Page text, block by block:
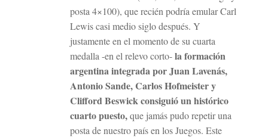
posta 4×100), que recién podría emular Carl
Lewis casi medio siglo después. Y
justamente en el momento de su cuarta
medalla -en el relevo corto-la formación
argentina integrada por Juan Lavenás,
Antonio Sande, Carlos Hofmeister y
Clifford Beswick consiguió un histórico
cuarto puesto,que jamás pudo repetir una
posta de nuestro país en los Juegos. Este